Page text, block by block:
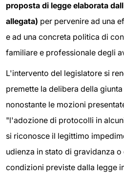
proposta di legge elaborata
allegata) per pervenire ad una
e ad una concreta politica di
familiare e professionale degli
L'intervento del legislatore si
premette la delibera della
nonostante le mozioni
"l'adozione di protocolli in
si riconosce il legittimo
udienza in stato di gravidanza
condizioni previste dalla legge